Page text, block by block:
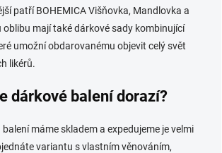
patří BOHEMICA Višňovka, Mandlovka a
oblibu mají také dárkové sady kombinující
umožní obdarovanému objevit celý svět
likérů.
dárkové balení dorazí?
máme skladem a expedujeme je velmi
variantu s vlastním věnováním,